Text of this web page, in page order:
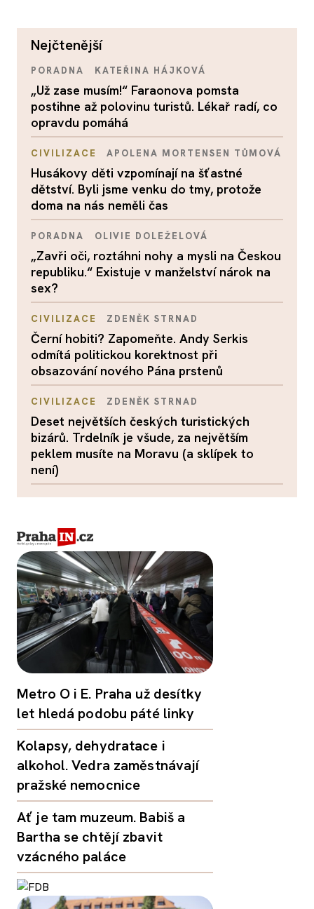
nejčtenější
PORADNA KATEŘINA HÁJKOVÁ
„Už zase musím!“ Faraonova pomsta
postihne až polovinu turistů. Lékař radí, co
opravdu pomáhá
CIVILIZACE APOLENA MORTENSEN TŮMOVÁ
Husákovy děti vzpomínají na šťastné
dětství. Byli jsme venku do tmy, protože
doma na nás neměli čas
PORADNA OLIVIE DOLEŽELOVÁ
„Zavři oči, roztáhni nohy a mysli na Českou
republiku.“ Existuje v manželství nárok na
sex?
CIVILIZACE ZDENĚK STRNAD
Černí hobiti? Zapomeňte. Andy Serkis
odmítá politickou korektnost při
obsazování nového Pána prstenů
CIVILIZACE ZDENĚK STRNAD
Deset největších českých turistických
bizárů. Trdelník je všude, za největším
peklem musíte na Moravu (a sklípek to
není)
Metro O i E. Praha už desítky
let hledá podobu páté linky
Kolapsy, dehydratace i
alkohol. Vedra zaměstnávají
pražské nemocnice
Ať je tam muzeum. Babiš a
Bartha se chtějí zbavit
vzácného paláce